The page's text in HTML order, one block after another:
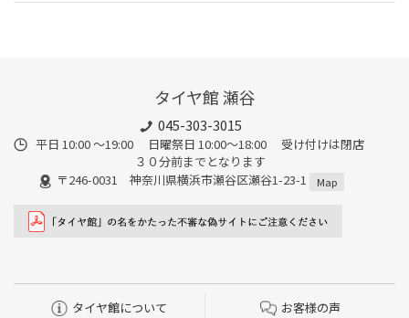
タイヤ館 瀬谷
045-303-3015
平日 10:00 ～19:00 日曜祭日 10:00～18:00 受け付けは閉店
３０分前までとなります
〒246-0031 神奈川県横浜市瀬谷区瀬谷1-23-1
Map
タイヤ館について お客様の声